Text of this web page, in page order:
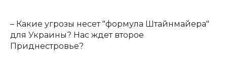
– Какие угрозы несет "формула Штайнмайера"
для Украины? Нас ждет второе
Приднестровье?